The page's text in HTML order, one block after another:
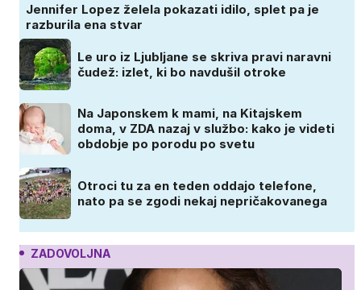
Jennifer Lopez želela pokazati idilo, splet pa je
razburila ena stvar
Le uro iz Ljubljane se skriva pravi naravni
čudež: izlet, ki bo navdušil otroke
Na Japonskem k mami, na Kitajskem
doma, v ZDA nazaj v službo: kako je videti
obdobje po porodu po svetu
Otroci tu za en teden oddajo telefone,
nato pa se zgodi nekaj nepričakovanega
ZADOVOLJNA